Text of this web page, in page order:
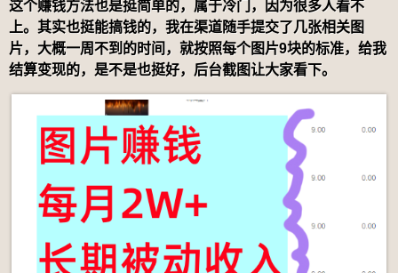
这个赚钱方法也是挺简单的，属于冷门，因为很多人看不
上。其实也挺能搞钱的，我在渠道随手提交了几张相关图
片，大概一周不到的时间，就按照每个图片9块的标准，给我
结算变现的，是不是也挺好，后台截图让大家看下。